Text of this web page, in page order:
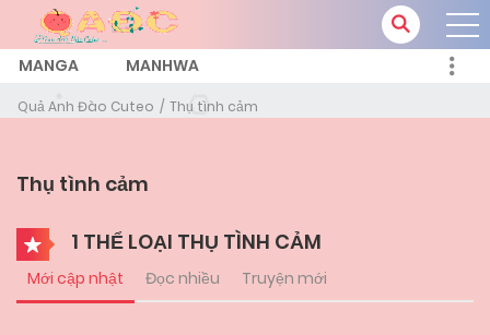
MANGA MANHWA
Quả Anh Đào Cuteo Thụ tình cảm
Thụ tình cảm
1 THỂ LOẠI THỤ TÌNH CẢM
Mới cập nhật Đọc nhiều Truyện mới